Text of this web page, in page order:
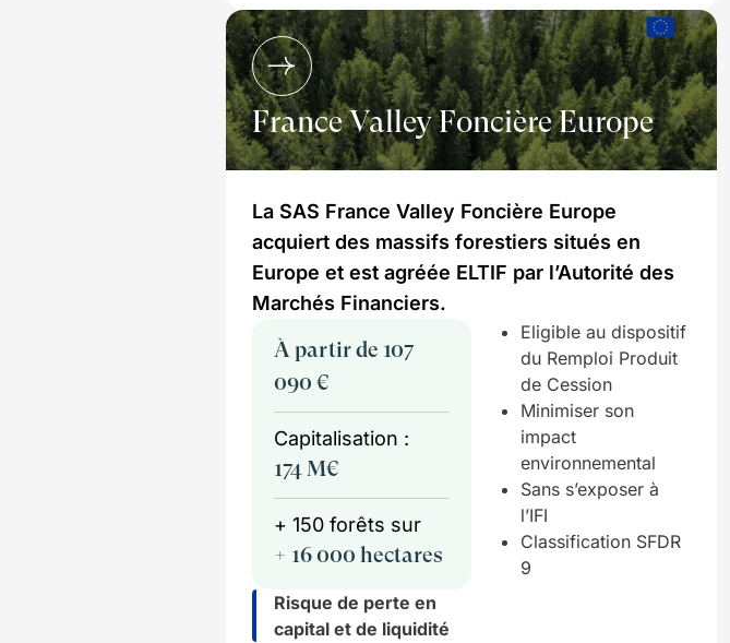
France Valley Foncière Europe
La SAS France Valley Foncière Europe
acquiert des massifs forestiers situés en
Europe et est agréée ELTIF par l’Autorité des
Marchés Financiers.
À partir de 107
090 €
Capitalisation :
174 M€
+ 150 forêts sur
+ 16 000 hectares
Risque de perte en
capital et de liquidité
Eligible au dispositif
du Remploi Produit
de Cession
Minimiser son
impact
environnemental
Sans s’exposer à
l’IFI
Classification SFDR
9